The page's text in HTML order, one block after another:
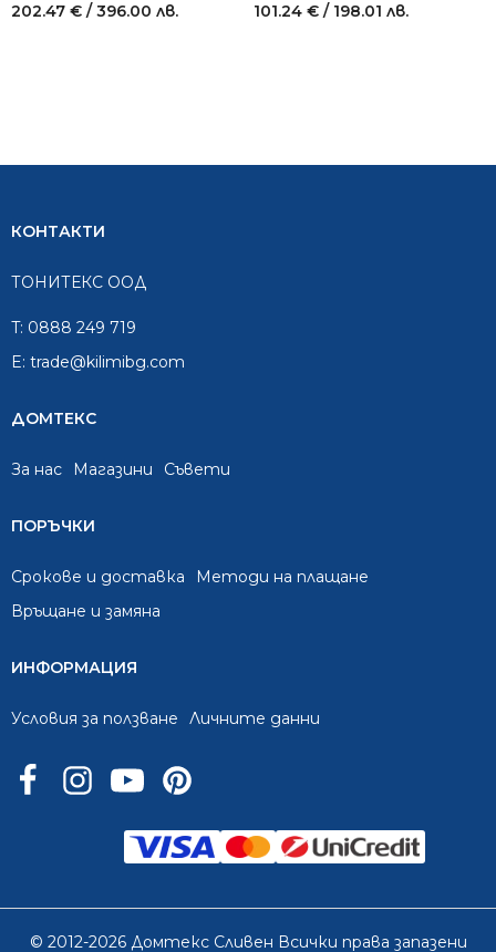
202.47 € / 396.00 лв. 101.24 € / 198.01 лв.
КОНТАКТИ
ТОНИТЕКС ООД
T: 0888 249 719
E: trade@kilimibg.com
ДОМТЕКС
За нас Mагазини Съвети
ПОРЪЧКИ
Срокове и доставка
Методи на плащане
Връщане и замяна
ИНФОРМАЦИЯ
Условия за ползване Личните данни
© 2012-2026 Домтекс Сливен Всички права запазени